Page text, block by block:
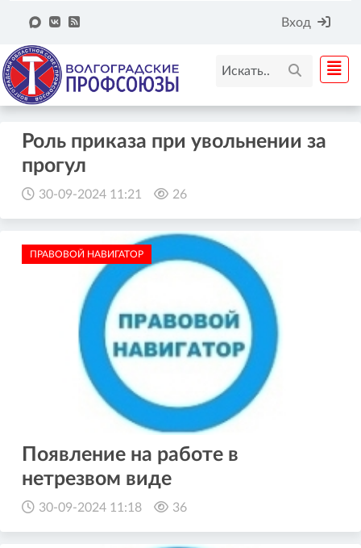
Вход
Роль приказа при увольнении за
прогул
30-09-2024 11:21 26
ПРАВОВОЙ НАВИГАТОР
Появление на работе в
нетрезвом виде
30-09-2024 11:18 36